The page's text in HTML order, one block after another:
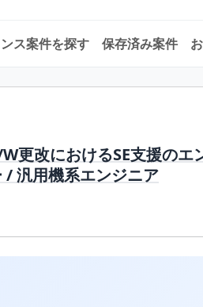
ス案件を探す 保存済み案件
更改におけるSE支援のエ
/ 汎用機系エンジニア